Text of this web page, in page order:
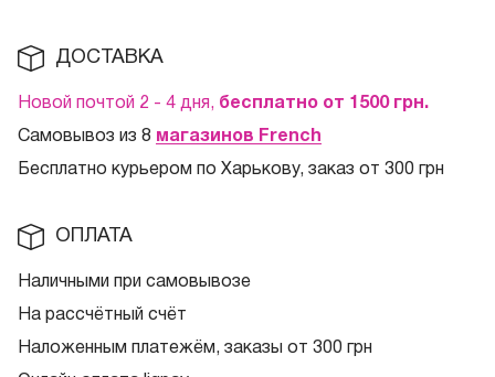
ДОСТАВКА
Новой почтой 2 - 4 дня, бесплатно от 1500 грн.
Самовывоз из 8 магазинов French
Бесплатно курьером по Харькову, заказ от 300 грн
ОПЛАТА
Наличными при самовывозе
На рассчётный счёт
Наложенным платежём, заказы от 300 грн